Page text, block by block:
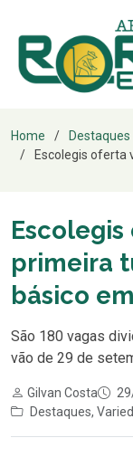
Home Destaques
Escolegis oferta
primeira
básico
São 180 vagas
vão de 29 de
Gilvan Costa
Destaques,